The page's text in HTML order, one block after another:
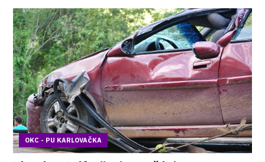
OKC - PU KARLOVAČKA